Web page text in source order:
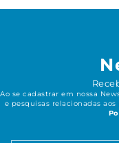
Ao se cadastrar em nossa
e pesquisas relacionadas